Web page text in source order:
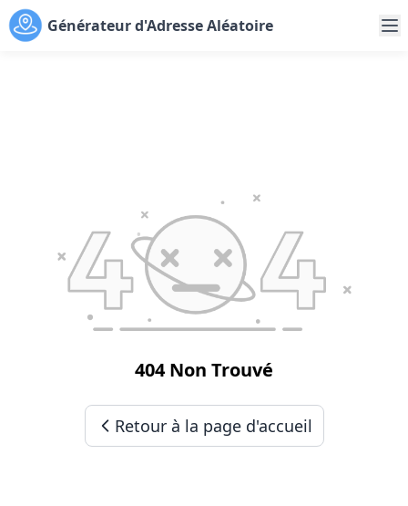
Générateur d'Adresse Aléatoire
404 Non Trouvé
Retour à la page d'accueil